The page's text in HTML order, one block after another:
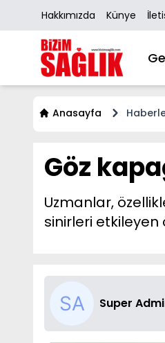
Hakkımızda Künye
Anasayfa
Göz
Uzmanlar,
sinirleri
Super